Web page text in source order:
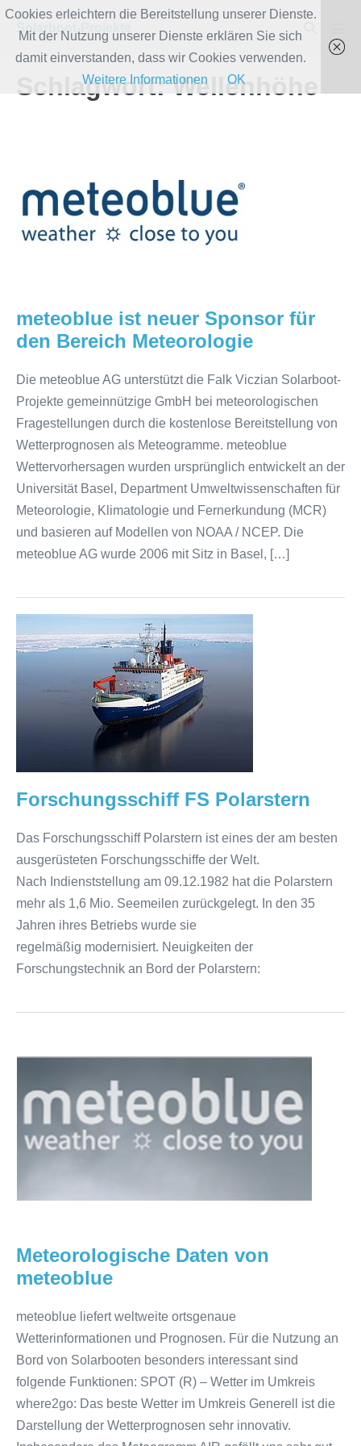
Zum
Inhalt
springen
Solarboot-Projekte
Schalter
Schlagwort:Wellenhöhe
neuer
Sponsor
für
meteoblue ist neuer Sponsor für
den Bereich Meteorologie
Die meteoblue AG unterstützt die Falk Viczian Solarboot-
Projekte gemeinnützige GmbH bei meteorologischen
Fragestellungen durch die kostenlose Bereitstellung von
Wetterprognosen als Meteogramme. meteoblue
Wettervorhersagen wurden ursprünglich entwickelt an der
Universität Basel, Department Umweltwissenschaften für
Meteorologie, Klimatologie und Fernerkundung (MCR)
und basieren auf Modellen von NOAA / NCEP. Die
meteoblue AG wurde 2006 mit Sitz in Basel, […]
FS
Forschungsschiff FS Polarstern
Das Forschungsschiff Polarstern ist eines der am besten
ausgerüsteten Forschungsschiffe der Welt.
Nach Indienststellung am 09.12.1982 hat die Polarstern
mehr als 1,6 Mio. Seemeilen zurückgelegt. In den 35
Jahren ihres Betriebs wurde sie
regelmäßig modernisiert. Neuigkeiten der
Forschungstechnik an Bord der Polarstern:
Daten
meteoblue
Meteorologische Daten von
meteoblue
meteoblue liefert weltweite ortsgenaue
Wetterinformationen und Prognosen. Für die Nutzung an
Bord von Solarbooten besonders interessant sind
folgende Funktionen: SPOT (R) – Wetter im Umkreis
where2go: Das beste Wetter im Umkreis Generell ist die
Darstellung der Wetterprognosen sehr innovativ.
Cookies erleichtern die Bereitstellung unserer Dienste.
Mit der Nutzung unserer Dienste erklären Sie sich
damit einverstanden, dass wir Cookies verwenden.
Weitere Informationen
OK